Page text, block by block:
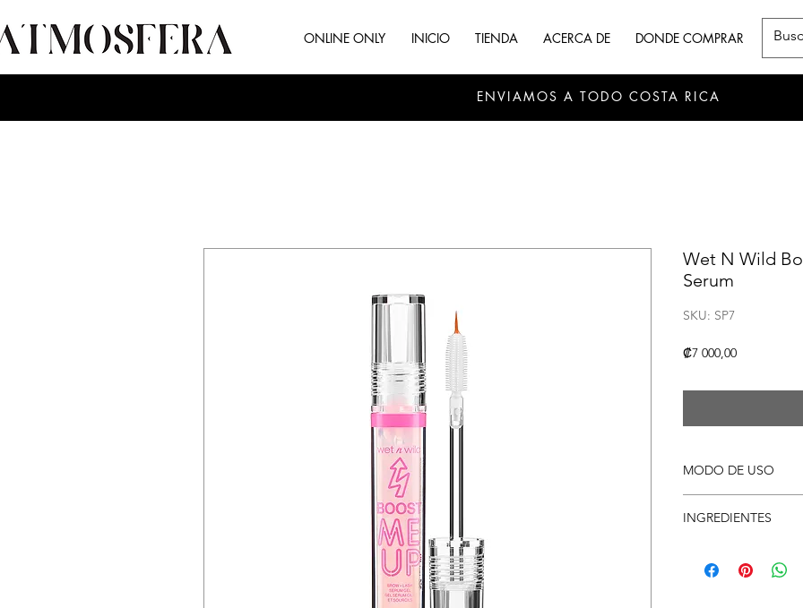
ONLINE ONLY INICIO TIENDA ACERCA DE DONDE COMPRAR
ENVIAMOS A TODO COSTA RICA
Wet N Wild
Serum
SKU: SP7
₡7 000,00Precio
MODO DE USO
pestañas y masajee
INGREDIENTES
Ricino Hidrogenado